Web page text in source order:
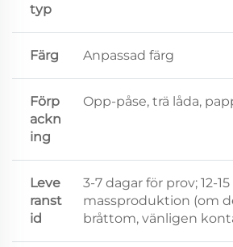
typ
Färg Anpassad färg
Förp
ackn
ing
Opp-påse, trä låda,
Leve
ranst
id
3-7 dagar för prov; 12-
massproduktion (om
bråttom, vänligen